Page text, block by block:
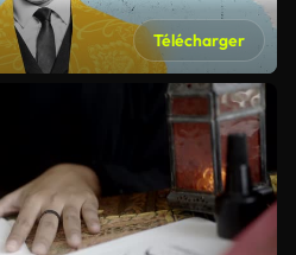
Télécharger